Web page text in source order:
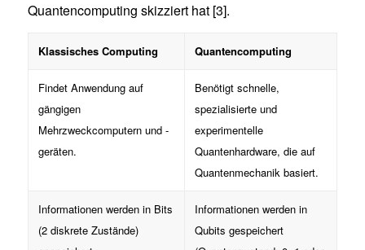
Quantencomputing skizziert hat [3].
Klassisches Computing Quantencomputing
Findet Anwendung auf
gängigen
Mehrzweckcomputern und -
geräten.
Benötigt schnelle,
spezialisierte und
experimentelle
Quantenhardware, die auf
Quantenmechanik basiert.
Informationen werden in Bits
(2 diskrete Zustände)
Informationen werden in
Qubits gespeichert